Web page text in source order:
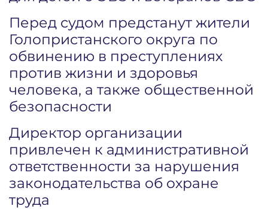
Перед судом предстанут жители
Голопристанского округа по
обвинению в преступлениях
против жизни и здоровья
человека, а также общественной
безопасности
Директор организации
привлечен к административной
ответственности за нарушения
законодательства об охране
труда